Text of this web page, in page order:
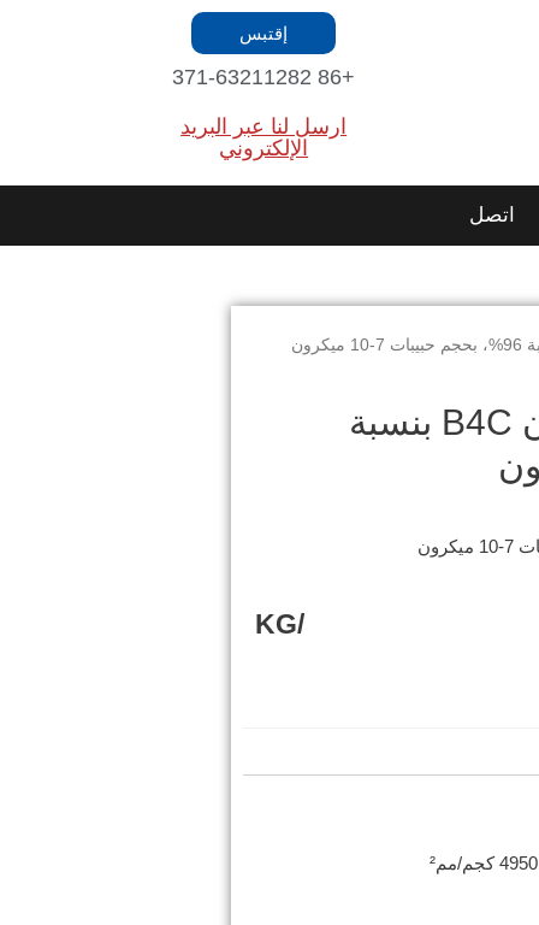
إقتبس
+86 371-63211282
ارسل لنا عبر البريد
الإلكتروني
اتصل
مسحوق تلميع من كربيد البورون B4C بنسبة
/KG